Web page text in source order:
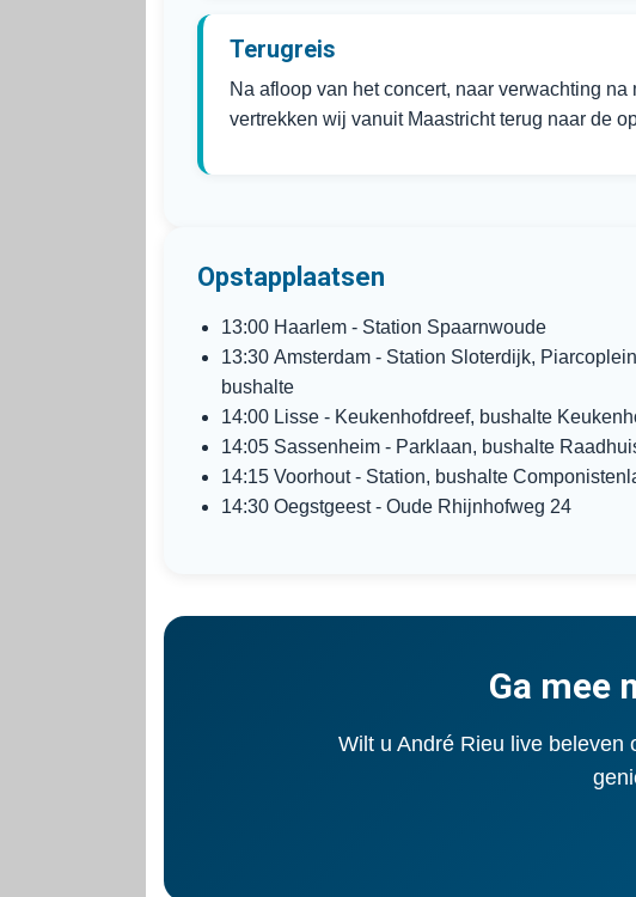
Terugreis
Na afloop van het concert, naar verwachting
vertrekken wij vanuit Maastricht terug naar de
Opstapplaatsen
13:00 Haarlem - Station Spaarnwoude
13:30 Amsterdam - Station Sloterdijk,
bushalte
14:00 Lisse - Keukenhofdreef, bushalte
14:05 Sassenheim - Parklaan, bushalte
14:15 Voorhout - Station, bushalte
14:30 Oegstgeest - Oude Rhijnhofweg 24
Ga mee
Wilt u André Rieu live beleven